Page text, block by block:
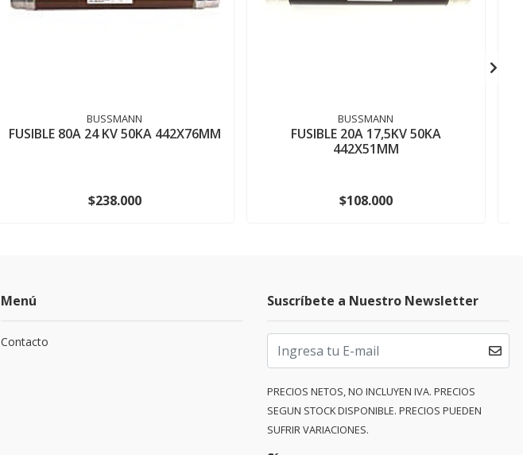
BUSSMANN
FUSIBLE 80A 24 KV 50KA 442X76MM
$238.000
BUSSMANN
FUSIBLE 20A 17,5KV 50KA
442X51MM
$108.000
Menú
Contacto
Suscríbete a Nuestro Newsletter
PRECIOS NETOS, NO INCLUYEN IVA. PRECIOS
SEGUN STOCK DISPONIBLE. PRECIOS PUEDEN
SUFRIR VARIACIONES.